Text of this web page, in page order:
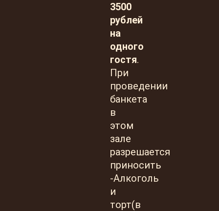
3500
рублей
на
одного
гостя.
При
проведении
банкета
в
этом
зале
разрешается
приносить
-Алкоголь
и
торт(в